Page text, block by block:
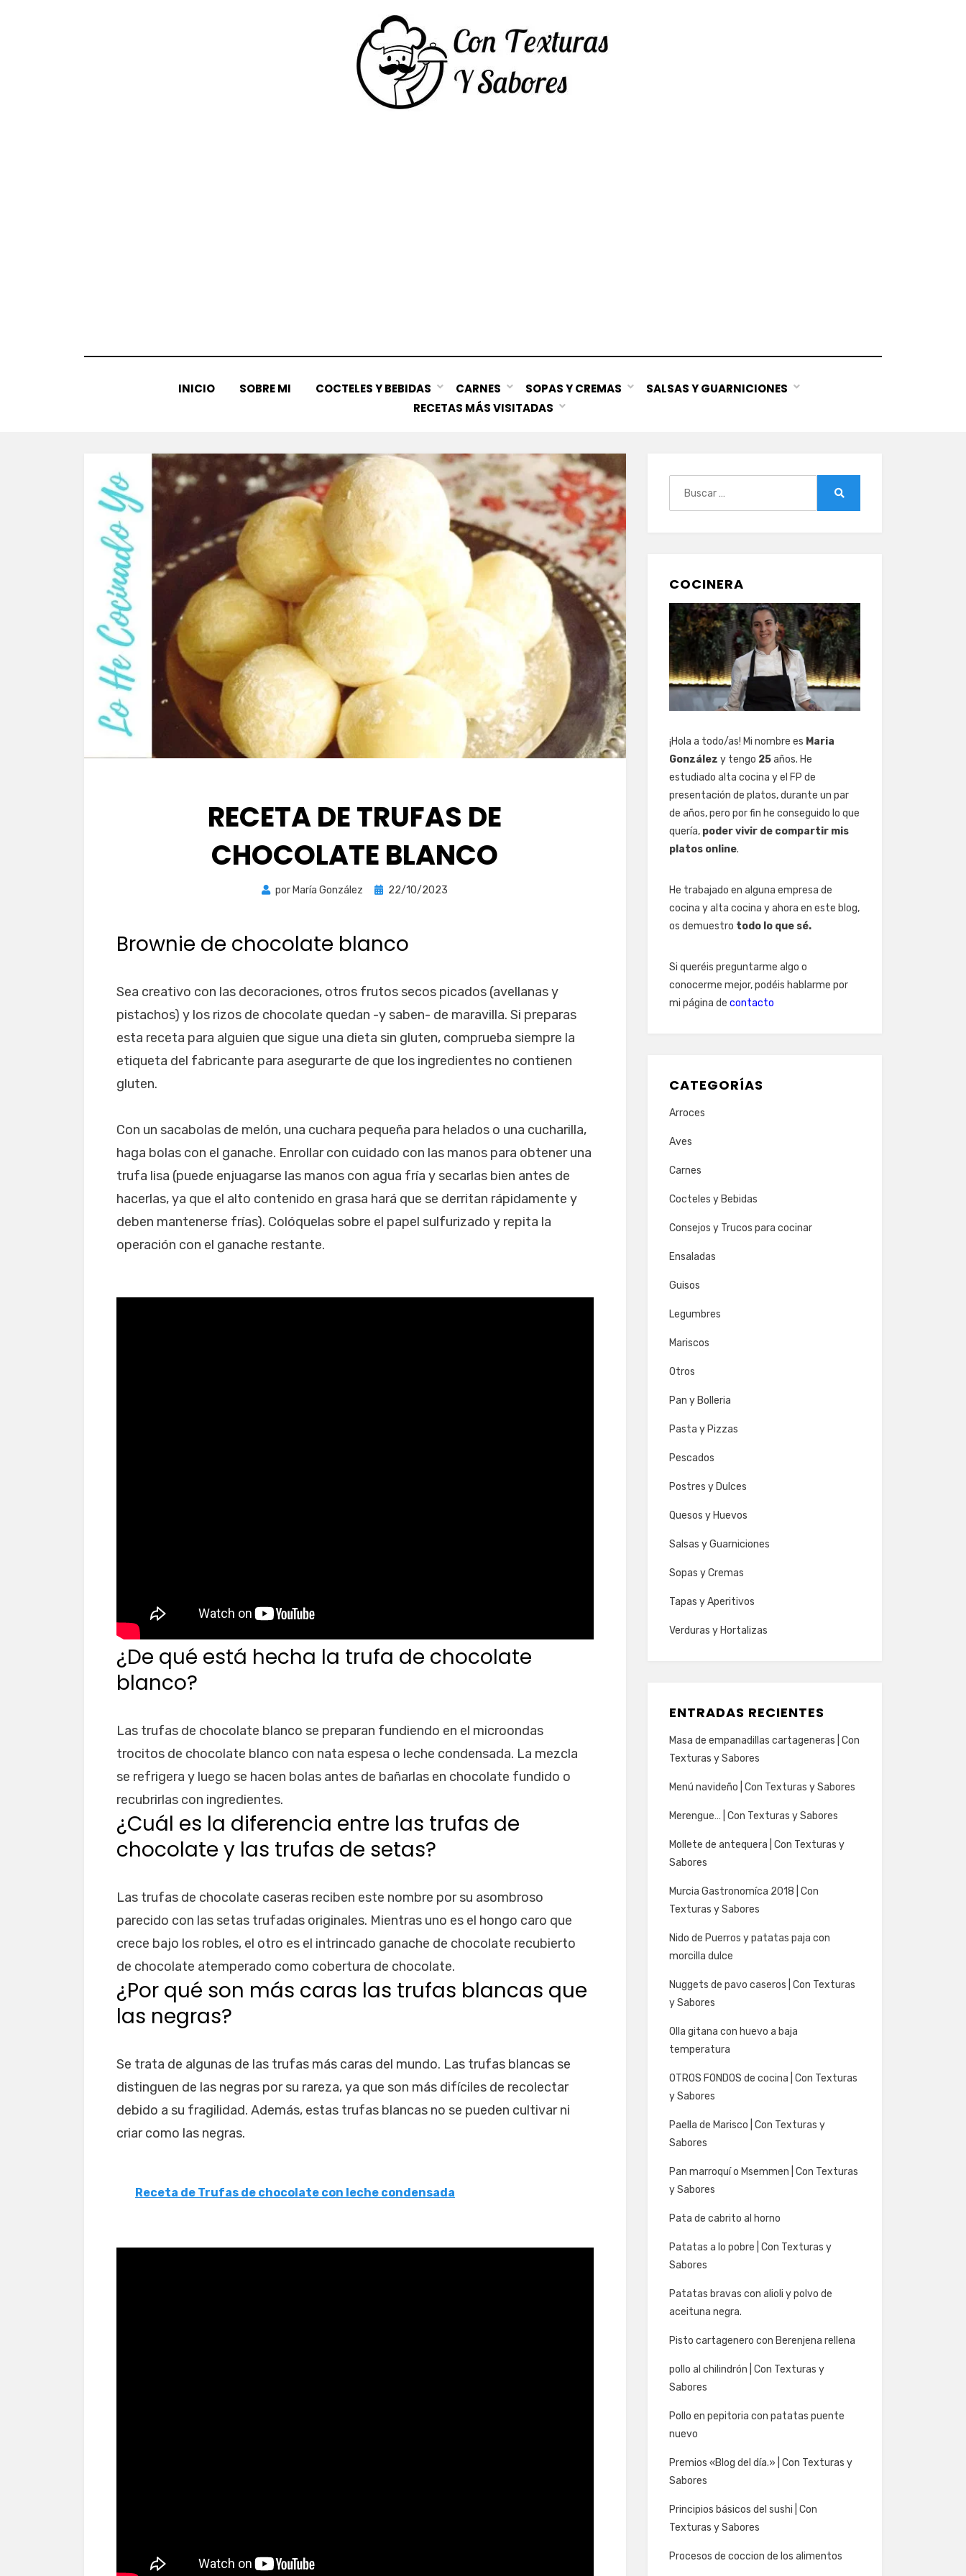
INICIO SOBRE MI COCTELES Y BEBIDAS CARNES SOPAS Y CREMAS
SALSAS Y GUARNICIONES
RECETAS MÁS VISITADAS
RECETA DE TRUFAS DE
CHOCOLATE BLANCO
por María González
Publicada
22/10/2023
Brownie de chocolate blanco
Sea creativo con las decoraciones, otros frutos secos picados (avellanas y
pistachos) y los rizos de chocolate quedan -y saben- de maravilla. Si preparas
esta receta para alguien que sigue una dieta sin gluten, comprueba siempre la
etiqueta del fabricante para asegurarte de que los ingredientes no contienen
gluten.
Con un sacabolas de melón, una cuchara pequeña para helados o una cucharilla,
haga bolas con el ganache. Enrollar con cuidado con las manos para obtener una
trufa lisa (puede enjuagarse las manos con agua fría y secarlas bien antes de
hacerlas, ya que el alto contenido en grasa hará que se derritan rápidamente y
deben mantenerse frías). Colóquelas sobre el papel sulfurizado y repita la
operación con el ganache restante.
¿De qué está hecha la trufa de chocolate
blanco?
Las trufas de chocolate blanco se preparan fundiendo en el microondas
trocitos de chocolate blanco con nata espesa o leche condensada. La mezcla
se refrigera y luego se hacen bolas antes de bañarlas en chocolate fundido o
recubrirlas con ingredientes.
¿Cuál es la diferencia entre las trufas de
chocolate y las trufas de setas?
Las trufas de chocolate caseras reciben este nombre por su asombroso
parecido con las setas trufadas originales. Mientras uno es el hongo caro que
crece bajo los robles, el otro es el intrincado ganache de chocolate recubierto
de chocolate atemperado como cobertura de chocolate.
¿Por qué son más caras las trufas blancas que
las negras?
Se trata de algunas de las trufas más caras del mundo. Las trufas blancas se
distinguen de las negras por su rareza, ya que son más difíciles de recolectar
debido a su fragilidad. Además, estas trufas blancas no se pueden cultivar ni
criar como las negras.
Receta de Trufas de chocolate con leche condensada
COCINERA
¡Hola a todo/as! Mi nombre es Maria
González y tengo 25años. He
estudiado alta cocina y el FP de
presentación de platos, durante un par
de años, pero por fin he conseguido lo que
quería, poder vivir de compartir mis
platos online.
He trabajado en alguna empresa de
cocina y alta cocina y ahora en este blog,
os demuestro todo lo que sé.
Si queréis preguntarme algo o
conocerme mejor, podéis hablarme por
mi página de contacto
CATEGORÍAS
Arroces
Aves
Carnes
Cocteles y Bebidas
Consejos y Trucos para cocinar
Ensaladas
Guisos
Legumbres
Mariscos
Otros
Pan y Bolleria
Pasta y Pizzas
Pescados
Postres y Dulces
Quesos y Huevos
Salsas y Guarniciones
Sopas y Cremas
Tapas y Aperitivos
Verduras y Hortalizas
ENTRADAS RECIENTES
Masa de empanadillas cartageneras | Con
Texturas y Sabores
Menú navideño | Con Texturas y Sabores
Merengue… | Con Texturas y Sabores
Mollete de antequera | Con Texturas y
Sabores
Murcia Gastronomíca 2018 | Con
Texturas y Sabores
Nido de Puerros y patatas paja con
morcilla dulce
Nuggets de pavo caseros | Con Texturas
y Sabores
Olla gitana con huevo a baja
temperatura
OTROS FONDOS de cocina | Con Texturas
y Sabores
Paella de Marisco | Con Texturas y
Sabores
Pan marroquí o Msemmen | Con Texturas
y Sabores
Pata de cabrito al horno
Patatas a lo pobre | Con Texturas y
Sabores
Patatas bravas con alioli y polvo de
aceituna negra.
Pisto cartagenero con Berenjena rellena
pollo al chilindrón | Con Texturas y
Sabores
Pollo en pepitoria con patatas puente
nuevo
Premios «Blog del día.» | Con Texturas y
Sabores
Principios básicos del sushi | Con
Texturas y Sabores
Procesos de coccion de los alimentos